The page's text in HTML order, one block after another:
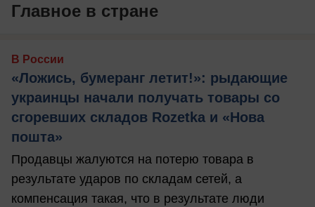
Главное в стране
В России
«Ложись, бумеранг летит!»: рыдающие
украинцы начали получать товары со
сгоревших складов Rozetka и «Нова
пошта»
Продавцы жалуются на потерю товара в
результате ударов по складам сетей, а
компенсация такая, что в результате люди